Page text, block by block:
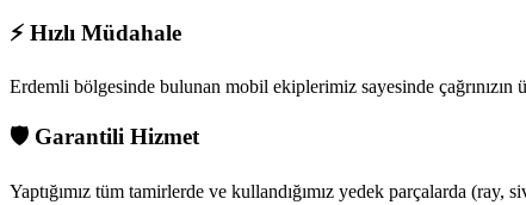
⚡ Hızlı Müdahale
Erdemli bölgesinde bulunan mobil ekiplerimiz sayesinde çağrınızın
🛡️ Garantili Hizmet
Yaptığımız tüm tamirlerde ve kullandığımız yedek parçalarda